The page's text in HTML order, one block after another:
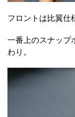
フロントは比翼仕
一番上のスナップ
わり。